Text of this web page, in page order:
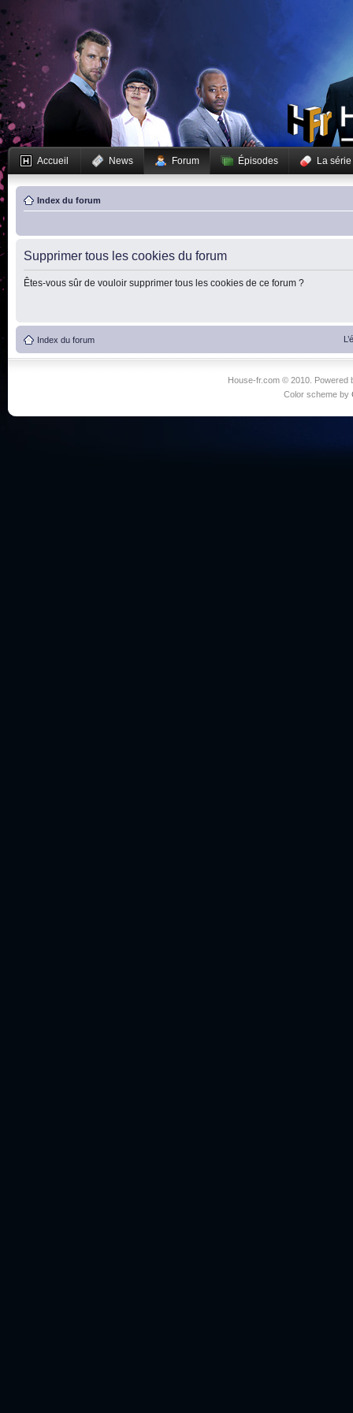
Accueil News Forum Épisodes La série
Index du forum
Supprimer tous les cookies du forum
Êtes-vous sûr de vouloir supprimer tous les cookies de ce forum ?
Index du forum
House-fr.com © 2010. Powered
Color scheme by